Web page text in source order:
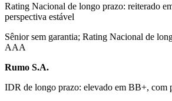
Rating Nacional de longo prazo: reiterado
perspectiva estável
Sênior sem garantia; Rating Nacional de
AAA
Rumo S.A.
IDR de longo prazo: elevado em BB+, com